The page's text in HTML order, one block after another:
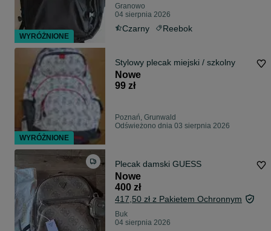
Granowo
04 sierpnia 2026
Czarny Reebok
Stylowy plecak miejski / szkolny
Nowe
99 zł
Poznań, Grunwald
Odświeżono dnia 03 sierpnia 2026
Plecak damski GUESS
Nowe
400 zł
417,50 zł z Pakietem Ochronnym
Buk
04 sierpnia 2026
WYRÓŻNIONE
WYRÓŻNIONE